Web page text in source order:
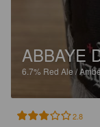
ABBAYE
6.7% Red Ale /
2.8